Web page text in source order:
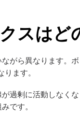
スはど
がら異なります。
ります。
過剰に活動しなく
です。